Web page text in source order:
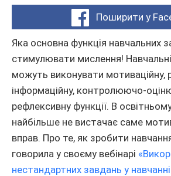
Поширити у
Яка основна функція навчальних
стимулювати мислення!
можуть виконувати мотиваційну,
інформаційну, контролюючо-
рефлексивну функції. В
найбільше не вистачає саме
вправ. Про те, як зробити
говорила у своєму вебінарі
нестандартних завдань у